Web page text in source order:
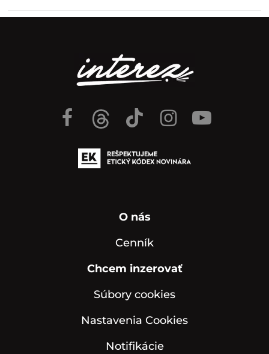
O nás
Cenník
Chcem inzerovať
Súbory cookies
Nastavenia Cookies
Notifikácie